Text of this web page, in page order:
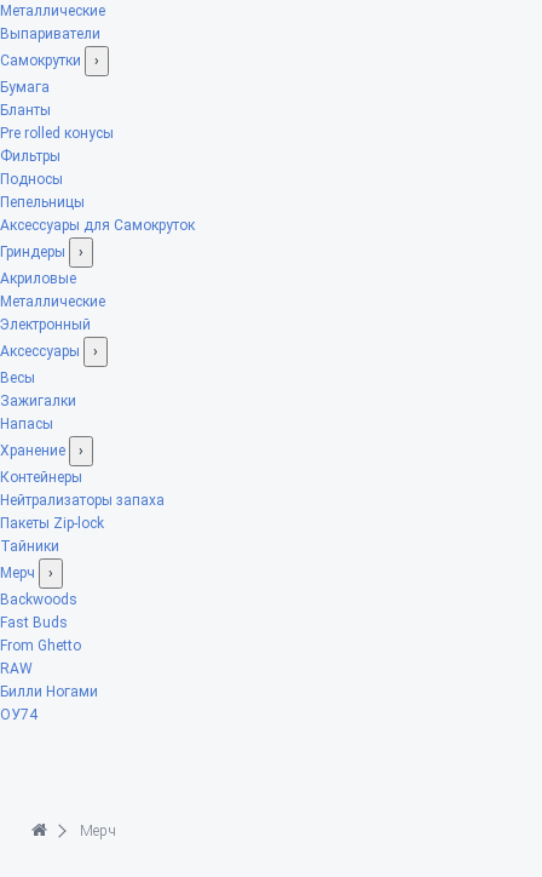
Металлические
Выпариватели
Самокрутки
›
Бумага
Бланты
Pre rolled конусы
Фильтры
Подносы
Пепельницы
Аксессуары для Самокруток
Гриндеры
›
Акриловые
Металлические
Электронный
Аксессуары
›
Весы
Зажигалки
Напасы
Хранение
›
Контейнеры
Нейтрализаторы запаха
Пакеты Zip-lock
Тайники
Мерч
›
Backwoods
Fast Buds
From Ghetto
RAW
Билли Ногами
ОУ74
Мерч